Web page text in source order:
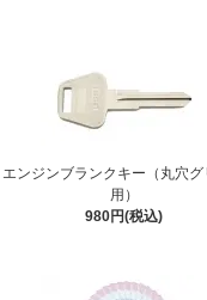
エンジンブランクキー（丸穴グ
用）
980円(税込)